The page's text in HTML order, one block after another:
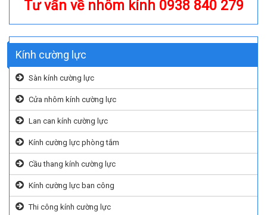
Tư vấn về nhôm kính 0938 840 279
Kính cường lực
Sàn kính cường lực
Cửa nhôm kính cường lực
Lan can kính cường lực
Kính cường lực phòng tắm
Cầu thang kính cường lực
Kính cường lực ban công
Thi công kính cường lực